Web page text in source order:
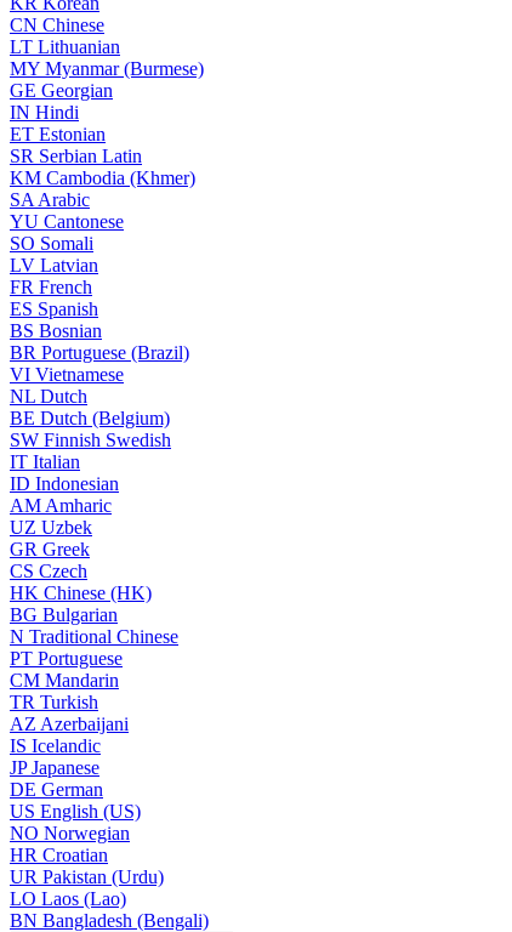
CN Chinese
LT Lithuanian
MY Myanmar (Burmese)
GE Georgian
IN Hindi
ET Estonian
SR Serbian Latin
KM Cambodia (Khmer)
SA Arabic
YU Cantonese
SO Somali
LV Latvian
FR French
ES Spanish
BS Bosnian
BR Portuguese (Brazil)
VI Vietnamese
NL Dutch
BE Dutch (Belgium)
SW Finnish Swedish
IT Italian
ID Indonesian
AM Amharic
UZ Uzbek
GR Greek
CS Czech
HK Chinese (HK)
BG Bulgarian
N Traditional Chinese
PT Portuguese
CM Mandarin
TR Turkish
AZ Azerbaijani
IS Icelandic
JPJapanese
DE German
US English (US)
NO Norwegian
HR Croatian
UR Pakistan (Urdu)
LO Laos (Lao)
BN Bangladesh (Bengali)